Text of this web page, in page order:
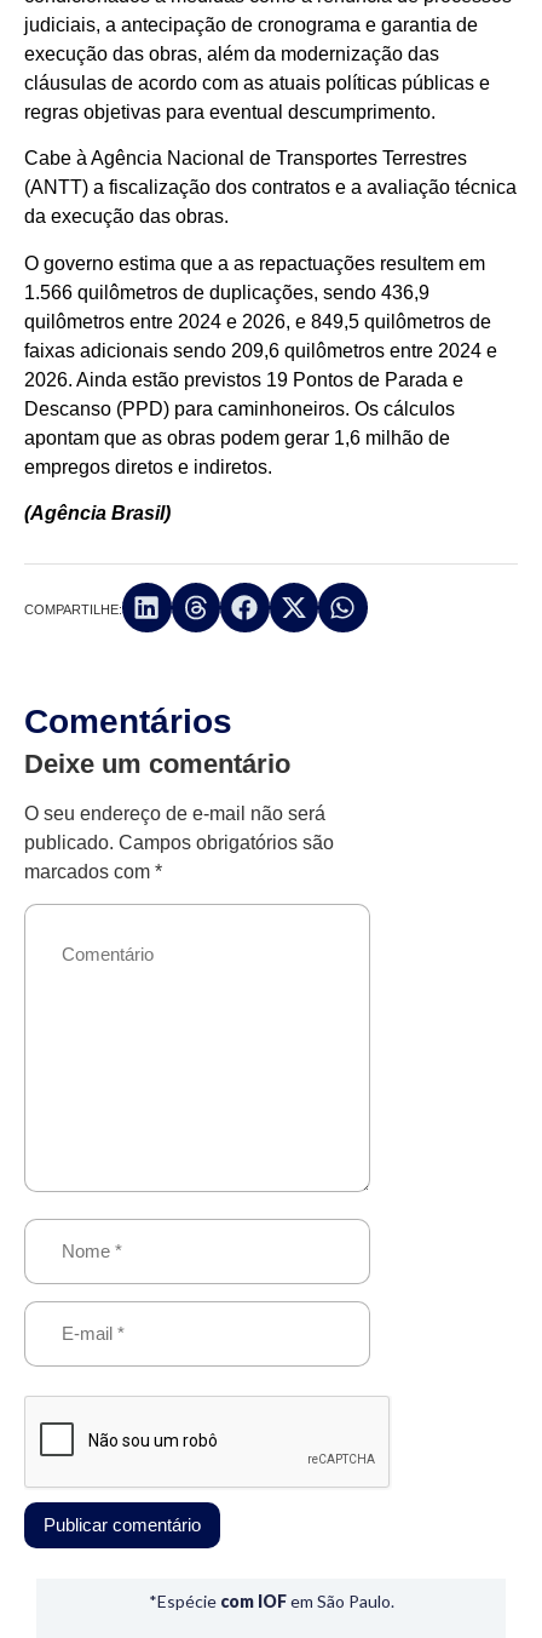
judiciais, a antecipação de cronograma e garantia de
execução das obras, além da modernização das
cláusulas de acordo com as atuais políticas públicas e
regras objetivas para eventual descumprimento.
Cabe à Agência Nacional de Transportes Terrestres
(ANTT) a fiscalização dos contratos e a avaliação técnica
da execução das obras.
O governo estima que a as repactuações resultem em
1.566 quilômetros de duplicações, sendo 436,9
quilômetros entre 2024 e 2026, e 849,5 quilômetros de
faixas adicionais sendo 209,6 quilômetros entre 2024 e
2026. Ainda estão previstos 19 Pontos de Parada e
Descanso (PPD) para caminhoneiros. Os cálculos
apontam que as obras podem gerar 1,6 milhão de
empregos diretos e indiretos.
(Agência Brasil)
COMPARTILHE:
Comentários
Deixe um comentário
O seu endereço de e-mail não será
publicado. Campos obrigatórios são
marcados com *